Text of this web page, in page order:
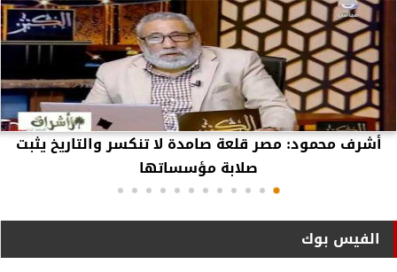
أشرف محمود: مصر قلعة صامدة لا تنكسر والتاريخ يثبت
صلابة مؤسساتها
الفيس بوك